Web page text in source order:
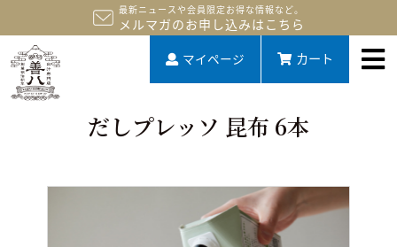
最新ニュースや会員限定お得な情報など。
メルマガのお申し込みはこちら
マイページ カート
だしプレッソ 昆布 6本